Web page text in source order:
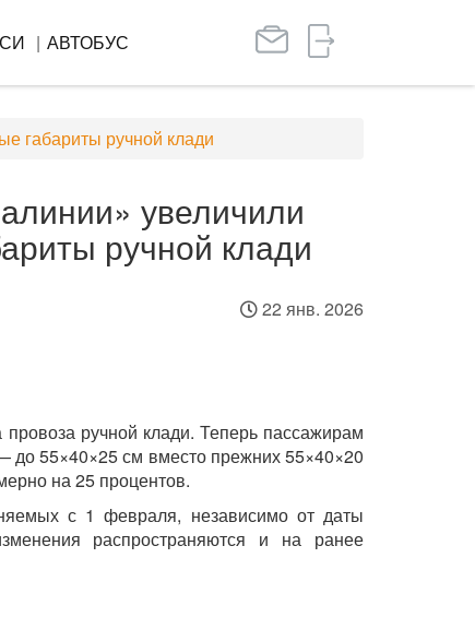
АВТОБУС
габариты ручной клади
увеличили
ручной клади
22 янв. 2026
ручной клади. Теперь пассажирам
до 55×40×25 см вместо прежних 55×40×20
на 25 процентов.
с 1 февраля, независимо от даты
распространяются и на ранее